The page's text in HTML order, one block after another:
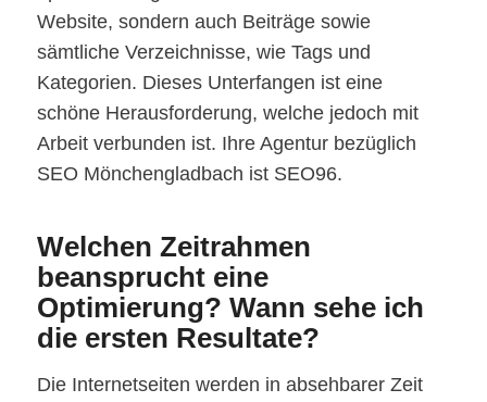
Website, sondern auch Beiträge sowie
sämtliche Verzeichnisse, wie Tags und
Kategorien. Dieses Unterfangen ist eine
schöne Herausforderung, welche jedoch mit
Arbeit verbunden ist. Ihre Agentur bezüglich
SEO Mönchengladbach ist SEO96.
Welchen Zeitrahmen
beansprucht eine
Optimierung? Wann sehe ich
die ersten Resultate?
Die Internetseiten werden in absehbarer Zeit